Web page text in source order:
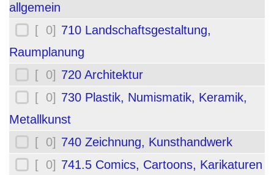
allgemein
[ 0] 710 Landschaftsgestaltung,
Raumplanung
[ 0] 720 Architektur
[ 0] 730 Plastik, Numismatik, Keramik,
Metallkunst
[ 0] 740 Zeichnung, Kunsthandwerk
[ 0] 741.5 Comics, Cartoons, Karikaturen